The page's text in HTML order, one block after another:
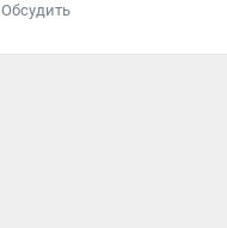
Обсудить